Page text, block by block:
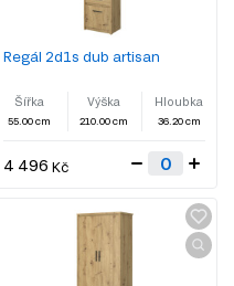
Regál 2d1s dub artisan
Šířka
55.00 cm
Výška
210.00 cm
Hloubka
36.20 cm
4 496 Kč